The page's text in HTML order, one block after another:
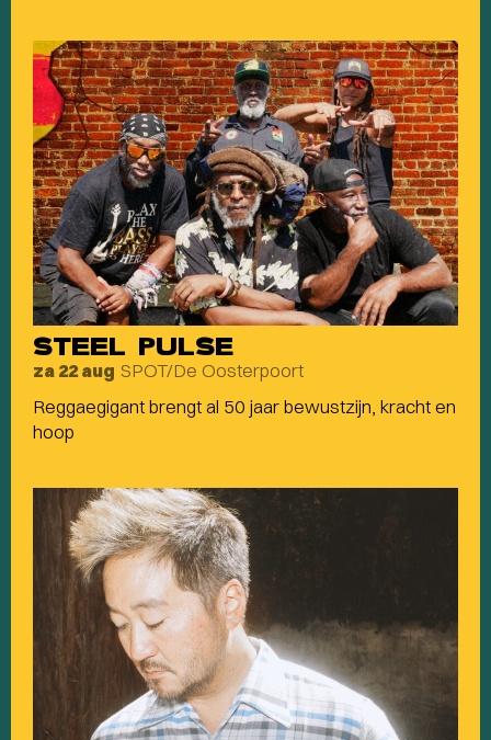
STEEL PULSE
za 22 aug SPOT/De Oosterpoort
Reggaegigant brengt al 50 jaar bewustzijn, kracht en
hoop